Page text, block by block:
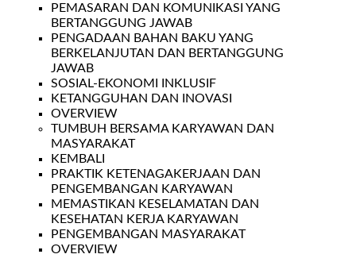
PEMASARAN DAN KOMUNIKASI YANG
BERTANGGUNG JAWAB
PENGADAAN BAHAN BAKU YANG
BERKELANJUTAN DAN BERTANGGUNG
JAWAB
SOSIAL-EKONOMI INKLUSIF
KETANGGUHAN DAN INOVASI
OVERVIEW
TUMBUH BERSAMA KARYAWAN DAN
MASYARAKAT
KEMBALI
PRAKTIK KETENAGAKERJAAN DAN
PENGEMBANGAN KARYAWAN
MEMASTIKAN KESELAMATAN DAN
KESEHATAN KERJA KARYAWAN
PENGEMBANGAN MASYARAKAT
OVERVIEW